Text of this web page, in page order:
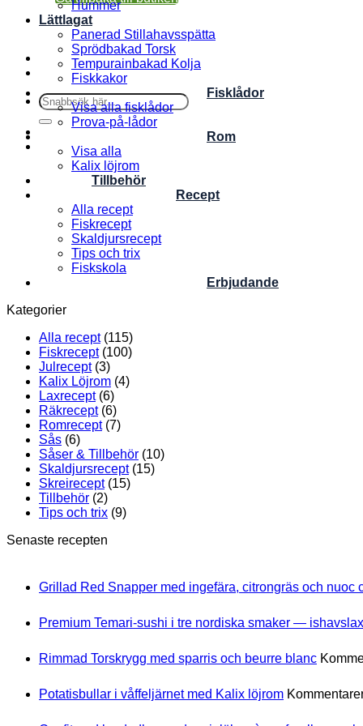
Sök
efter:
Hummer
Lättlagat
Panerad Stillahavsspätta
Sprödbakad Torsk
Tempurainbakad Kolja
Fiskkakor
Fisklådor
Visa alla fisklådor
Prova-på-lådor
Rom
Visa alla
Kalix löjrom
Tillbehör
Recept
Alla recept
Fiskrecept
Skaldjursrecept
Tips och trix
Fiskskola
Erbjudande
Kategorier
Alla recept(115)
Fiskrecept(100)
Julrecept(3)
Kalix Löjrom (4)
Laxrecept(6)
Räkrecept(6)
Romrecept(7)
Sås (6)
Såser & Tillbehör (10)
Skaldjursrecept(15)
Skreirecept(15)
Tillbehör (2)
Tips och trix (9)
Senaste recepten
Grillad Red Snapper med ingefära, citrongräs och nuoc
Premium Temari-sushi i tre nordiska smaker —
Rimmad Torskrygg med sparris och beurre blanc
Potatisbullar i våffeljärnet med Kalix löjrom